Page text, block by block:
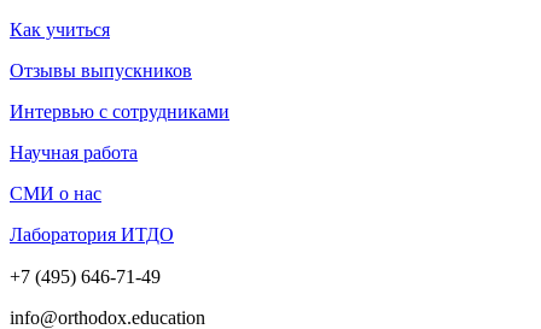
Как учиться
Отзывы выпускников
Интервью с сотрудниками
Научная работа
СМИ о нас
Лаборатория ИТДО
+7 (495) 646-71-49
info@orthodox.education